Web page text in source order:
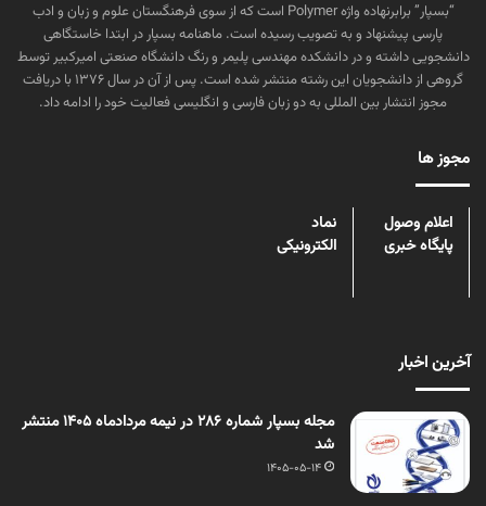
“بسپار” برابرنهاده واژه Polymer است که از سوی فرهنگستان علوم و زبان و ادب
پارسی پیشنهاد و به تصویب رسیده است. ماهنامه بسپار در ابتدا خاستگاهی
دانشجویی داشته و در دانشکده مهندسی پلیمر و رنگ دانشگاه صنعتی امیرکبیر توسط
گروهی از دانشجویان این رشته منتشر شده است. پس از آن در سال ۱۳۷۶ با دریافت
مجوز انتشار بین المللی به دو زبان فارسی و انگلیسی فعالیت خود را ادامه داد.
مجوز ها
اعلام وصول
پایگاه خبری
نماد
الکترونیکی
آخرین اخبار
مجله بسپار شماره 286 در نیمه مردادماه 1405 منتشر
شد
1405-05-14